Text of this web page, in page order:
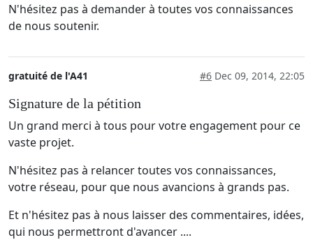
N'hésitez pas à demander à toutes vos connaissances
de nous soutenir.
gratuité de l'A41 #6 Dec 09, 2014, 22:05
Signature de la pétition
Un grand merci à tous pour votre engagement pour ce
vaste projet.
N'hésitez pas à relancer toutes vos connaissances,
votre réseau, pour que nous avancions à grands pas.
Et n'hésitez pas à nous laisser des commentaires, idées,
qui nous permettront d'avancer ....